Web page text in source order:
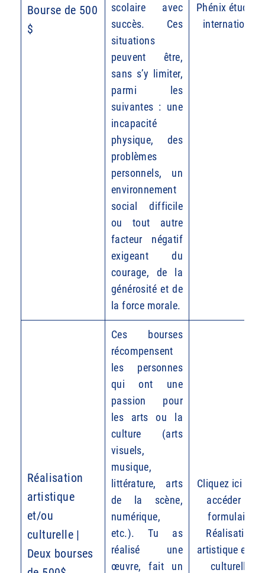
Bourse de 500
$
scolaire avec
succès. Ces
situations
peuvent être,
sans s’y limiter,
parmi les
suivantes : une
incapacité
physique, des
problèmes
personnels, un
environnement
social difficile
ou tout autre
facteur négatif
exigeant du
courage, de la
générosité et de
la force morale.
Phénix étudiant
international
Réalisation
artistique
et/ou
culturelle |
Deux bourses
Ces bourses
récompensent
les personnes
qui ont une
passion pour
les arts ou la
culture (arts
visuels,
musique,
littérature, arts
de la scène,
numérique,
etc.). Tu as
réalisé une
œuvre, fait un
Cliquez ici pour
accéder au
formulaire
Réalisation
artistique et/ou
culturelle